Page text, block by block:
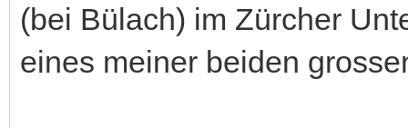
(bei Bülach) im Zürcher
eines meiner beiden